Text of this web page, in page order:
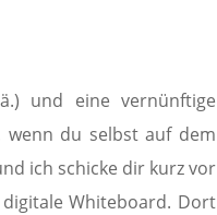
und eine vernünftige
du selbst auf dem
ich schicke dir kurz vor
Whiteboard. Dort